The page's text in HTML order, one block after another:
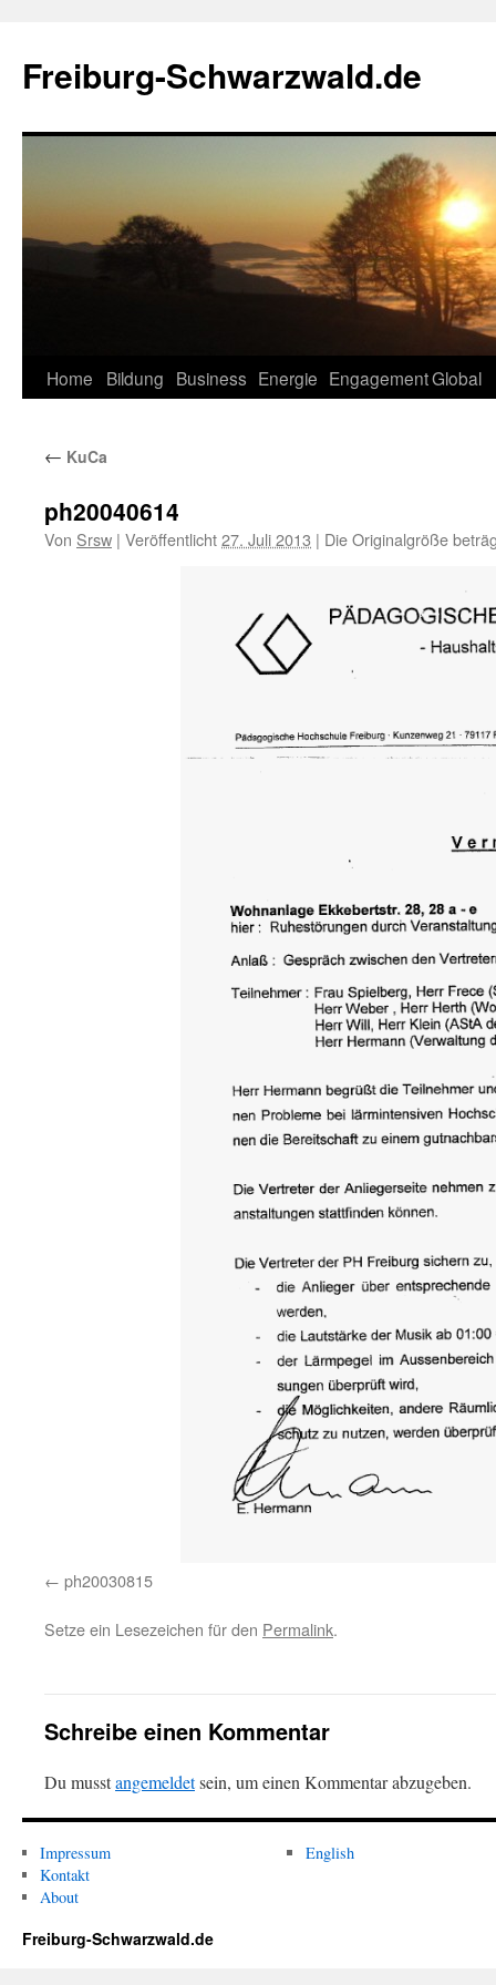
springen
Freiburg-Schwarzwald.de
Home Bildung Business Energie EngagementGlobal
← KuCa
ph20040614
Von Srsw | Veröffentlicht27. Juli 2013 | Die Originalgröße
ph20030815
Setze ein Lesezeichen für den Permalink.
Schreibe einen Kommentar
Du musstangemeldetsein, um einen Kommentar abzugeben.
Impressum
Kontakt
About
English
Freiburg-Schwarzwald.de